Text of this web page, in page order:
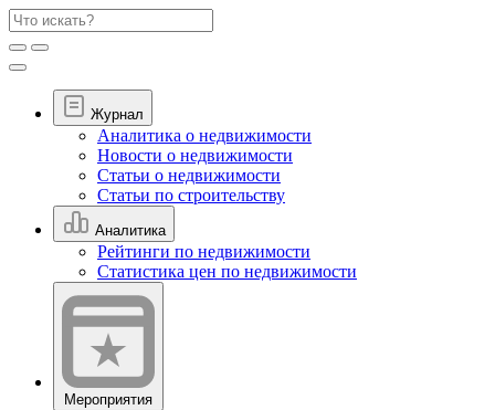
Журнал
Аналитика о недвижимости
Новости о недвижимости
Статьи о недвижимости
Статьи по строительству
Аналитика
Рейтинги по недвижимости
Статистика цен по недвижимости
Мероприятия